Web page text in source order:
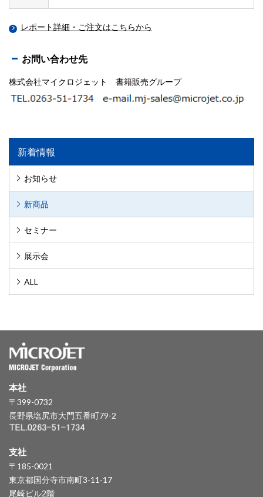
レポート詳細・ご注文はこちらから
お問い合わせ先
株式会社マイクロジェット 書籍販売グループ
新着情報
お知らせ
新商品
セミナー
展示会
ALL
本社
〒399-0732
長野県塩尻市大門五番町79-2
支社
〒185-0021
東京都国分寺市南町3-11-17
尾崎ビル2階